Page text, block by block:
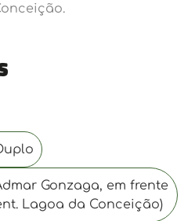
Gonzaga, em frente
Lagoa da Conceição)